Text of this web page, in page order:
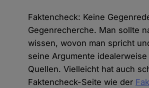
Faktencheck: Keine
Gegenrecherche. Man sollte
wissen, wovon man spricht
seine Argumente
Quellen. Vielleicht hat auch
Faktencheck-Seite wie der